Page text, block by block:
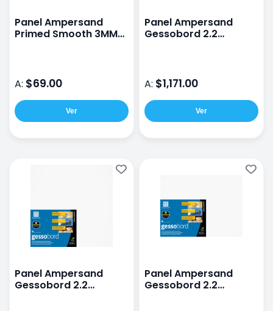
Panel Ampersand
Primed Smooth 3MM
A: $69.00
Ver
Panel Ampersand
Gessobord 2.2
A: $1,171.00
Ver
Panel Ampersand
Gessobord 2.2
Panel Ampersand
Gessobord 2.2